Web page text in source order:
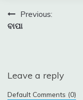
Post
navigation
Previous:
ବାପା
Leave a reply
Default Comments (0)